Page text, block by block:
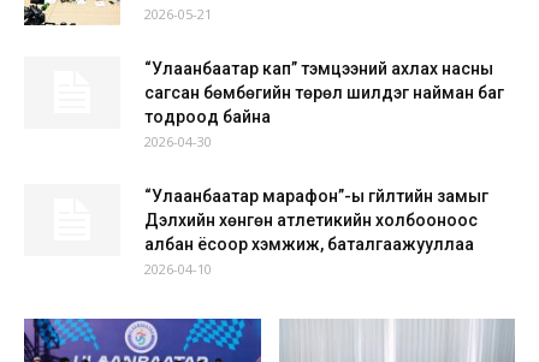
2026-05-21
“Улаанбаатар кап” тэмцээний ахлах насны
сагсан бөмбөгийн төрөл шилдэг найман баг
тодроод байна
2026-04-30
“Улаанбаатар марафон”-ы гүйлтийн замыг
Дэлхийн хөнгөн атлетикийн холбооноос
албан ёсоор хэмжиж, баталгаажууллаа
2026-04-10